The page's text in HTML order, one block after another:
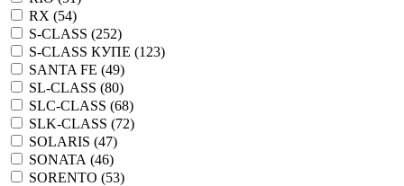
RX (54)
S-CLASS (252)
S-CLASS КУПЕ (123)
SANTA FE (49)
SL-CLASS (80)
SLC-CLASS (68)
SLK-CLASS (72)
SOLARIS (47)
SONATA (46)
SORENTO (53)